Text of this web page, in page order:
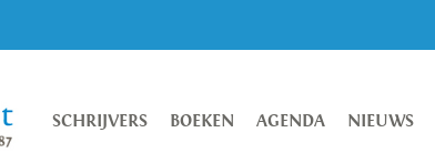
SCHRIJVERS BOEKEN AGENDA NIEUWS